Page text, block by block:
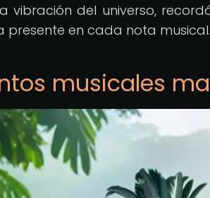
vibración del universo,
presente en cada nota musical.
musicales